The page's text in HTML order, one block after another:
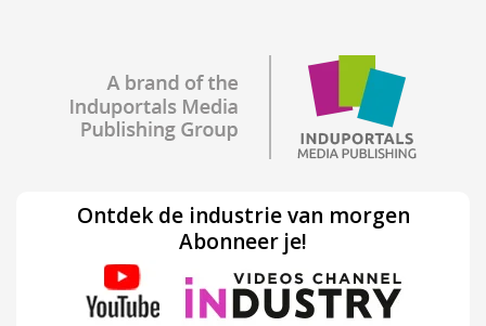
Ontdek de industrie van morgen
Abonneer je!